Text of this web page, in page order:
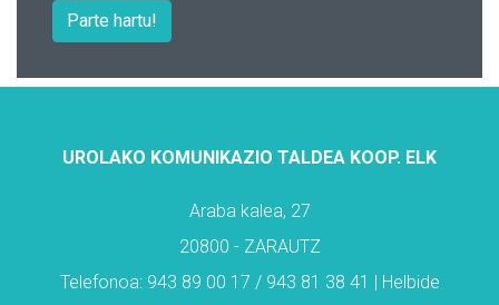
Parte hartu!
UROLAKO KOMUNIKAZIO TALDEA KOOP. ELK
Araba kalea, 27
20800 - ZARAUTZ
Telefonoa: 943 89 00 17 / 943 81 38 41 | Helbide